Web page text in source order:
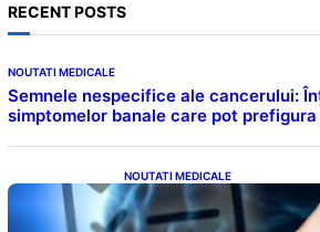
RECENT POSTS
NOUTATI MEDICALE
Semnele nespecifice ale cancerului:
simptomelor banale care pot
NOUTATI MEDICALE
Inteligența dincolo de
ridicat care nu țin de